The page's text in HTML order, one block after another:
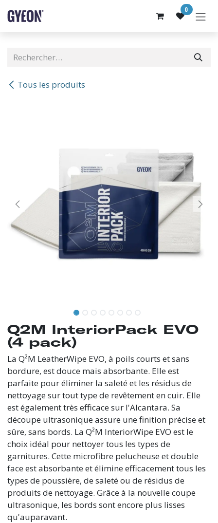
0
Tous les produits
Q2M InteriorPack EVO
(4 pack)
La Q²M LeatherWipe EVO, à poils courts et sans
bordure, est douce mais absorbante. Elle est
parfaite pour éliminer la saleté et les résidus de
nettoyage sur tout type de revêtement en cuir. Elle
est également très efficace sur l'Alcantara. Sa
découpe ultrasonique assure une finition précise et
sûre, sans bords. La Q²M InteriorWipe EVO est le
choix idéal pour nettoyer tous les types de
garnitures. Cette microfibre pelucheuse et double
face est absorbante et élimine efficacement tous les
types de poussière, de saleté ou de résidus de
produits de nettoyage. Grâce à la nouvelle coupe
ultrasonique, les bords sont encore plus lisses
qu'auparavant.